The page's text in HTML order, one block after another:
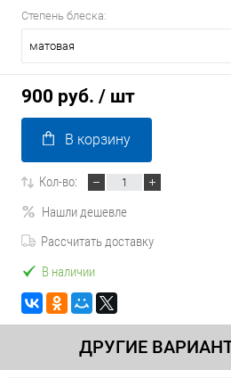
Степень блеска:
матовая
900 руб. / шт
В корзину
Кол-во:
Нашли дешевле
Рассчитать доставку
В наличии
ДРУГИЕ